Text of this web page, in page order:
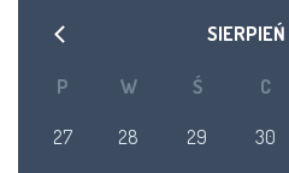
SIERPIEŃ
P W Ś C
27 28 29 30